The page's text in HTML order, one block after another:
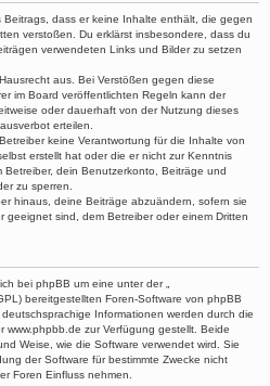
Beitrags, dass er keine Inhalte enthält, die gegen
verstoßen. Du erklärst insbesondere, dass du
verwendeten Links und Bilder zu setzen
aus. Bei Verstößen gegen diese
im Board veröffentlichten Regeln kann der
oder dauerhaft von der Nutzung dieses
erteilen.
keine Verantwortung für die Inhalte von
erstellt hat oder die er nicht zur Kenntnis
dein Benutzerkonto, Beiträge und
zu sperren.
hinaus, deine Beiträge abzuändern, sofern sie
sind, dem Betreiber oder einem Dritten
bei phpBB um eine unter der „
bereitgestellten Foren-Software von phpBB
Informationen werden durch die
www.phpbb.de zur Verfügung gestellt. Beide
Weise, wie die Software verwendet wird. Sie
der Software für bestimmte Zwecke nicht
Foren Einfluss nehmen.